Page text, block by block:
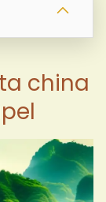
china